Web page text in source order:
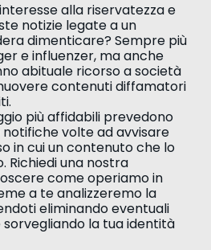
alla riservatezza e
notizie legate a un
dimenticare? Sempre più
e influenzer, ma anche
abituale ricorso a società
contenuti diffamatori
più affidabili prevedono
volte ad avvisare
in cui un contenuto che lo
Richiedi una nostra
come operiamo in
a te analizzeremo la
eliminando eventuali
la tua identità